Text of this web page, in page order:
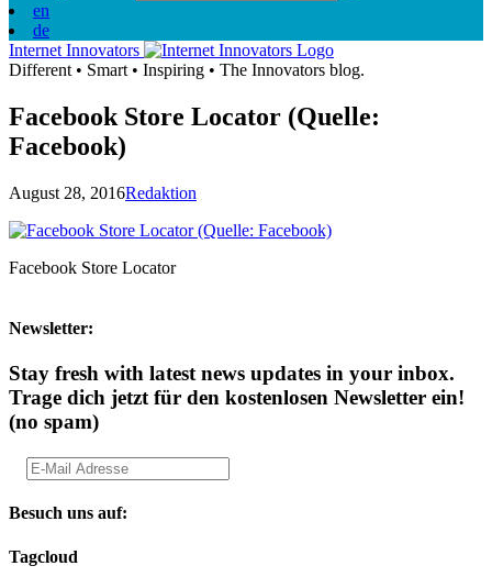
en
de
Internet Innovators
Different • Smart • Inspiring • The Innovators blog.
Facebook Store Locator (Quelle:
Facebook)
August 28, 2016Redaktion
Facebook Store Locator
Newsletter:
Stay fresh with latest news updates in your inbox.
Trage dich jetzt für den kostenlosen Newsletter ein!
(no spam)
Besuch uns auf:
Tagcloud